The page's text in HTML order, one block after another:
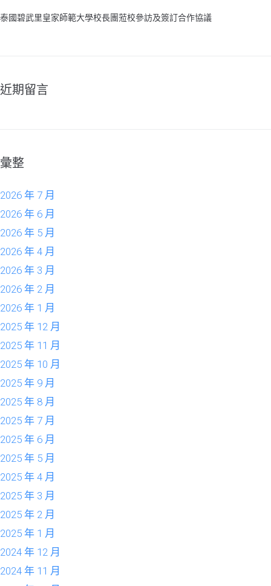
泰國碧武里皇家師範大學校長團蒞校參訪及簽訂合作協議
近期留言
彙整
2026 年 7 月
2026 年 6 月
2026 年 5 月
2026 年 4 月
2026 年 3 月
2026 年 2 月
2026 年 1 月
2025 年 12 月
2025 年 11 月
2025 年 10 月
2025 年 9 月
2025 年 8 月
2025 年 7 月
2025 年 6 月
2025 年 5 月
2025 年 4 月
2025 年 3 月
2025 年 2 月
2025 年 1 月
2024 年 12 月
2024 年 11 月